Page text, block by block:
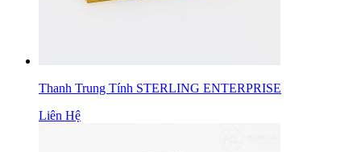
Thanh Trung Tính STERLING ENTERPRISE
Liên Hệ